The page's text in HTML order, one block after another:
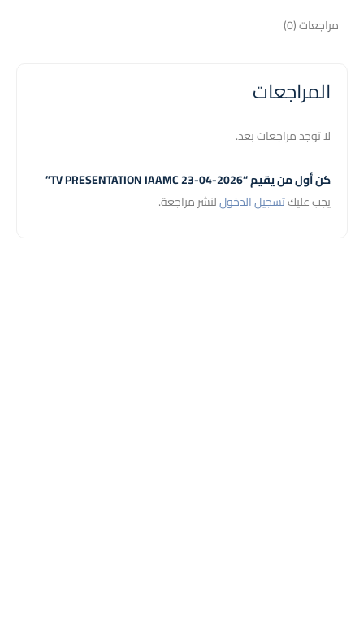
مراجعات (0)
المراجعات
لا توجد مراجعات بعد.
كن أول من يقيم “TV PRESENTATION IAAMC 23-04-2026”
يجب عليكتسجيل الدخوللنشر مراجعة.